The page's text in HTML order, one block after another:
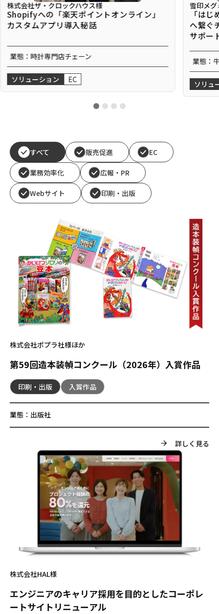
株式会社ザ・クロックハウス様
Shopifyへの「楽天ポイントオンライン」
カスタムアプリ導入秘話
業態： 時計専門店チェーン
ソリューション EC
雪印メ
「は
へ繋ぐ
サポー
業態：
ソリュ
すべて 販売促進 EC
業務効率化 広報・PR
Webサイト 印刷・出版
株式会社ポプラ社様ほか
第59回造本装幀コンクール（2026年）入賞作品
印刷・出版 入賞作品
業態： 出版社
詳しく見る
株式会社HAL様
エンジニアのキャリア採用を目的としたコーポレ
ートサイトリニューアル